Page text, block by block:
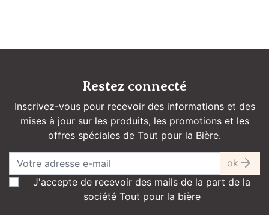
Restez connecté
Inscrivez-vous pour recevoir des informations et des
mises à jour sur les produits, les promotions et les
offres spéciales de Tout pour la Bière.
ok
J'accepte de recevoir des mails de la part de la
société Tout pour la bière